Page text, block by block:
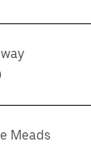
Meads